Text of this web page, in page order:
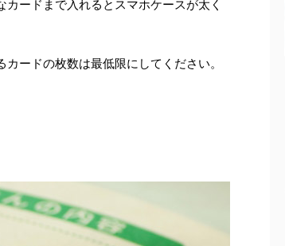
ードまで入れるとスマホケースが太く
ードの枚数は最低限にしてください。